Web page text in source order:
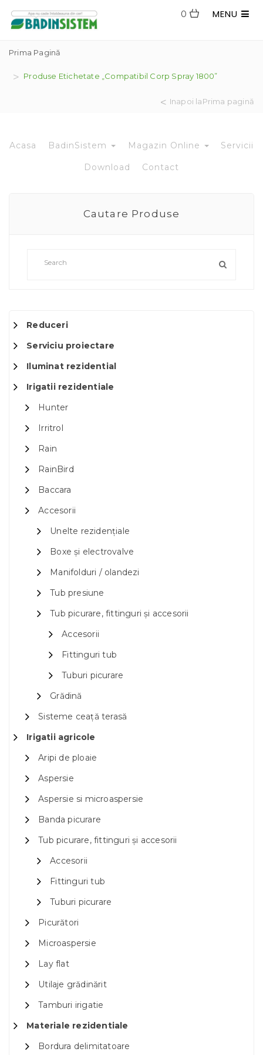
MENU
0
Prima Pagină
Produse Etichetate „compatibil Corp Spray 1800”
Inapoi laPrima pagină
Acasa BadinSistem Magazin Online Servicii
Download Contact
Cautare Produse
Reduceri
Serviciu proiectare
Iluminat rezidential
Irigatii rezidentiale
Hunter
Irritrol
Rain
RainBird
Baccara
Accesorii
Unelte rezidențiale
Boxe și electrovalve
Manifolduri / olandezi
Tub presiune
Tub picurare, fittinguri și accesorii
Accesorii
Fittinguri tub
Tuburi picurare
Grădină
Sisteme ceață terasă
Irigatii agricole
Aripi de ploaie
Aspersie
Aspersie si microaspersie
Banda picurare
Tub picurare, fittinguri și accesorii
Accesorii
Fittinguri tub
Tuburi picurare
Picurători
Microaspersie
Lay flat
Utilaje grădinărit
Tamburi irigatie
Materiale rezidentiale
Bordura delimitatoare